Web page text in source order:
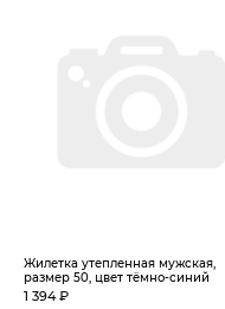
Жилетка утепленная мужская,
размер 50, цвет тёмно-синий
1 394 ₽